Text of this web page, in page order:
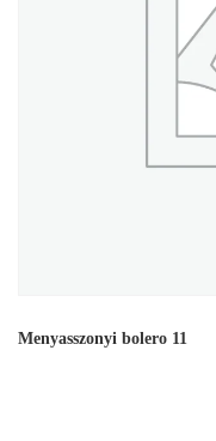
Menyasszonyi bolero 11